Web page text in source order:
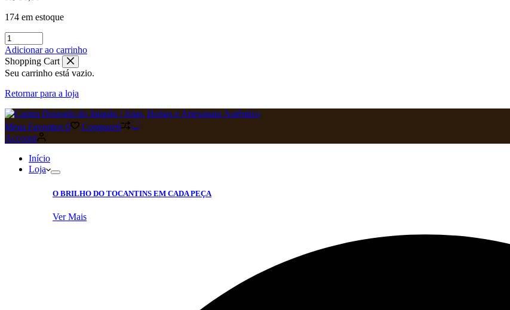
174 em estoque
Pulseira
de
Capim
Dourado
Trançado
Colorido
quantidade
Adicionar ao carrinho
Shopping Cart
Seu carrinho está vazio.
Retornar para a loja
Meus Favoritos 0 Compare0
Account
Início
Loja
O BRILHO DO TOCANTINS EM CADA PEÇA
Ver Mais